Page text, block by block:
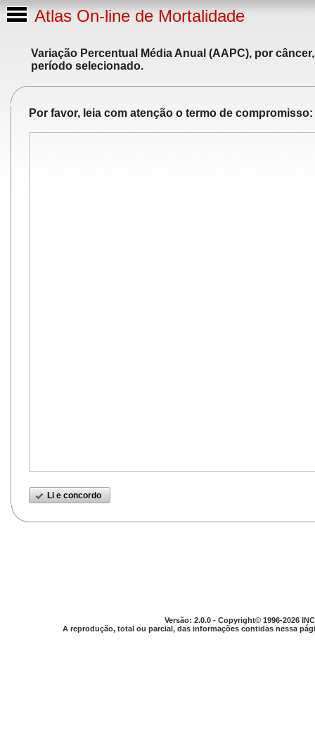
Atlas On-line de Mortalidade
Variação Percentual Média Anual (AAPC), por
período selecionado.
Por favor, leia com atenção o termo de compromisso:
Li e concordo
Versão: 2.0.0 - Copyright© 1996-2026
A reprodução, total ou parcial, das informações contidas nessa